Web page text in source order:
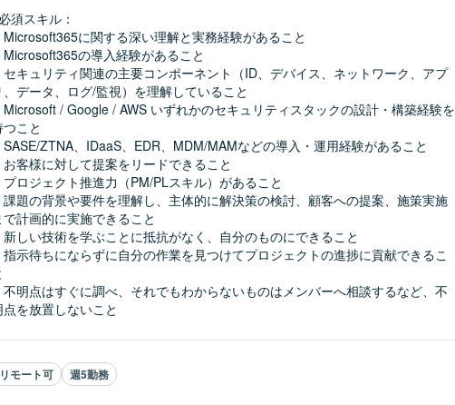
須スキル：
Microsoft365に関する深い理解と実務経験があること
Microsoft365の導入経験があること
セキュリティ関連の主要コンポーネント（ID、デバイス、ネットワーク、アプ
、データ、ログ/監視）を理解していること
Microsoft / Google / AWS いずれかのセキュリティスタックの設計・構築経験を
こと
SASE/ZTNA、IDaaS、EDR、MDM/MAMなどの導入・運用経験があること
お客様に対して提案をリードできること
プロジェクト推進力（PM/PLスキル）があること
課題の背景や要件を理解し、主体的に解決策の検討、顧客への提案、施策実施
で計画的に実施できること
新しい技術を学ぶことに抵抗がなく、自分のものにできること
指示待ちにならずに自分の作業を見つけてプロジェクトの進捗に貢献できるこ
不明点はすぐに調べ、それでもわからないものはメンバーへ相談するなど、不
点を放置しないこと
リモート可 週5勤務